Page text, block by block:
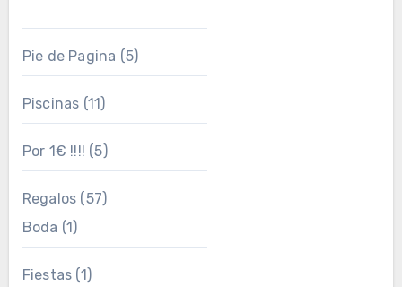
Pie de Pagina (5)
Piscinas (11)
Por 1€ !!!! (5)
Regalos (57)
Boda (1)
Fiestas (1)